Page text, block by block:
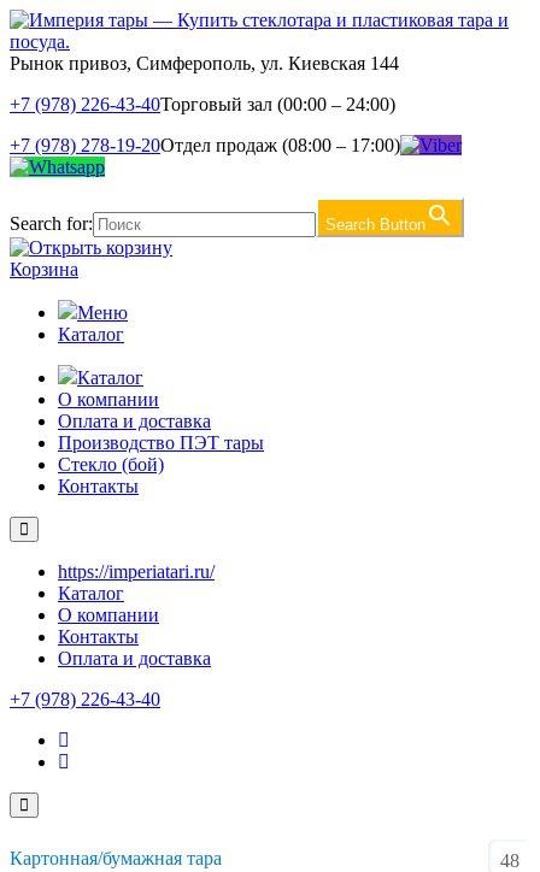
Рынок привоз, Симферополь, ул. Киевская 144
+7 (978) 226-43-40Торговый зал (00:00 – 24:00)
+7 (978) 278-19-20Отдел продаж (08:00 – 17:00)
Search for: Search Button
Корзина
Меню
Каталог
Каталог
О компании
Оплата и доставка
Производство ПЭТ тары
Стекло (бой)
Контакты
https://imperiatari.ru/
Каталог
О компании
Контакты
Оплата и доставка
+7 (978) 226-43-40
Картонная/бумажная тара
48